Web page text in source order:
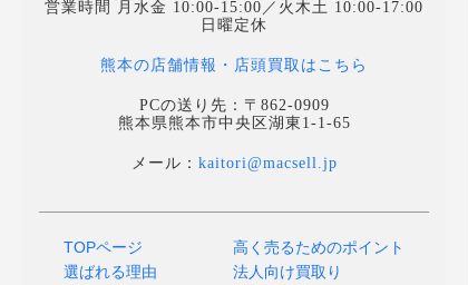
営業時間 月水金 10:00-15:00／火木土 10:00-17:00
日曜定休
熊本の店舗情報・店頭買取はこちら
PCの送り先：〒862-0909
熊本県熊本市中央区湖東1-1-65
メール： kaitori@macsell.jp
TOPページ
選ばれる理由
高く売るためのポイント
法人向け買取り